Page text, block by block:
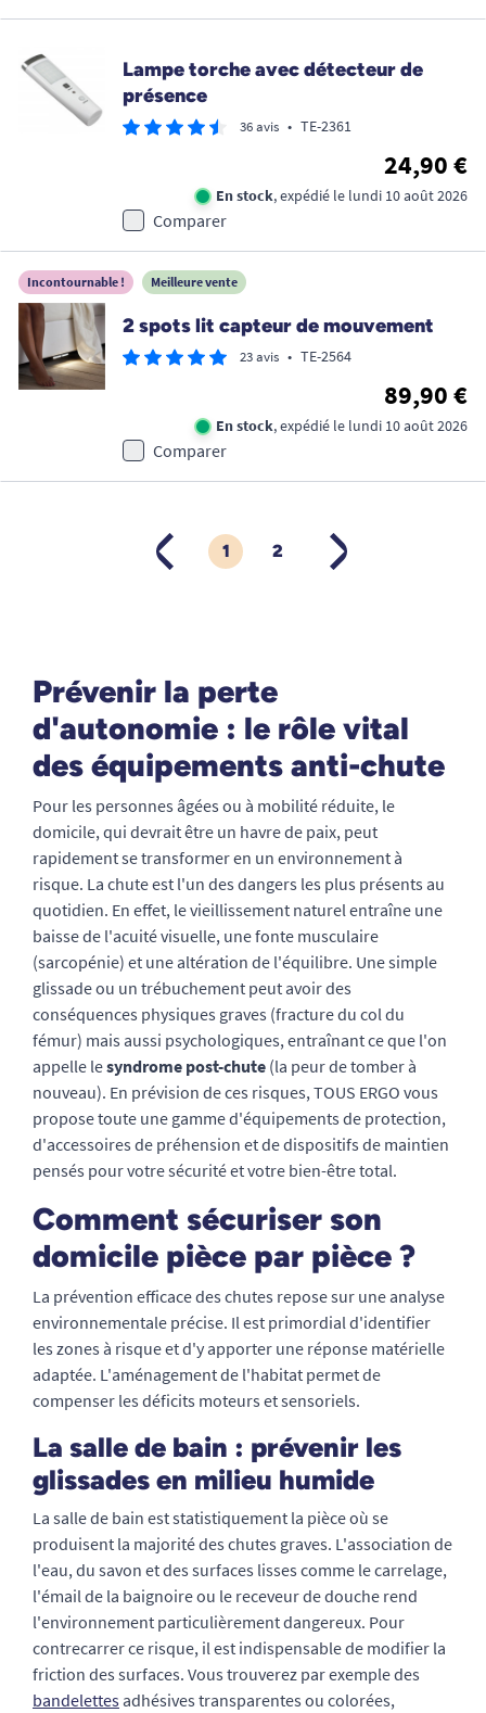
Lampe torche avec détecteur de
présence
36 avis • TE-2361
24,90 €
En stock, expédié le lundi 10 août 2026
Comparer
Incontournable ! Meilleure vente
2 spots lit capteur de mouvement
23 avis • TE-2564
89,90 €
En stock, expédié le lundi 10 août 2026
Comparer
PRÉCÉDENT
1 2 SUIVANT
Prévenir la perte
d'autonomie : le rôle vital
des équipements anti-chute
Pour les personnes âgées ou à mobilité réduite, le
domicile, qui devrait être un havre de paix, peut
rapidement se transformer en un environnement à
risque. La chute est l'un des dangers les plus présents au
quotidien. En effet, le vieillissement naturel entraîne une
baisse de l'acuité visuelle, une fonte musculaire
(sarcopénie) et une altération de l'équilibre. Une simple
glissade ou un trébuchement peut avoir des
conséquences physiques graves (fracture du col du
fémur) mais aussi psychologiques, entraînant ce que l'on
appelle lesyndrome post-chute (la peur de tomber à
nouveau). En prévision de ces risques, TOUS ERGO vous
propose toute une gamme d'équipements de protection,
d'accessoires de préhension et de dispositifs de maintien
pensés pour votre sécurité et votre bien-être total.
Comment sécuriser son
domicile pièce par pièce ?
La prévention efficace des chutes repose sur une analyse
environnementale précise. Il est primordial d'identifier
les zones à risque et d'y apporter une réponse matérielle
adaptée. L'aménagement de l'habitat permet de
compenser les déficits moteurs et sensoriels.
La salle de bain : prévenir les
glissades en milieu humide
La salle de bain est statistiquement la pièce où se
produisent la majorité des chutes graves. L'association de
l'eau, du savon et des surfaces lisses comme le carrelage,
l'émail de la baignoire ou le receveur de douche rend
l'environnement particulièrement dangereux. Pour
contrecarrer ce risque, il est indispensable de modifier la
friction des surfaces. Vous trouverez par exemple des
bandelettes adhésives transparentes ou colorées,